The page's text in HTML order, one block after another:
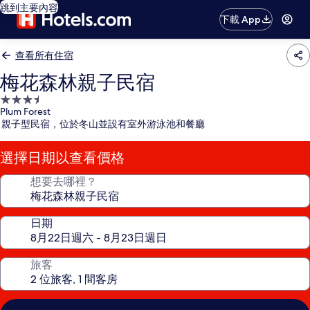
跳到主要內容
下載 App
查看所有住宿
梅花森林親子民宿
3.5
星
級
住
宿
Plum Forest
親子型民宿，位於冬山並設有室外游泳池和餐廳
選擇日期以查看價格
想要去哪裡？
日期
旅客